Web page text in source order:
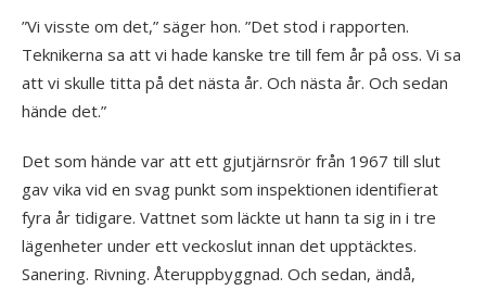
”Vi visste om det,” säger hon. ”Det stod i rapporten.
Teknikerna sa att vi hade kanske tre till fem år på oss. Vi sa
att vi skulle titta på det nästa år. Och nästa år. Och sedan
hände det.”
Det som hände var att ett gjutjärnsrör från 1967 till slut
gav vika vid en svag punkt som inspektionen identifierat
fyra år tidigare. Vattnet som läckte ut hann ta sig in i tre
lägenheter under ett veckoslut innan det upptäcktes.
Sanering. Rivning. Återuppbyggnad. Och sedan, ändå,